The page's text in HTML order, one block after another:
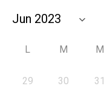
L M M
29 30 31